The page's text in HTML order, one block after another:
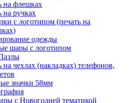
на флешках
на ручках
с логотипом (печать на
одежды
шары с логотипом
на чехлах (накладках) телефонов,
значки 58мм
с Новогодней тематикой